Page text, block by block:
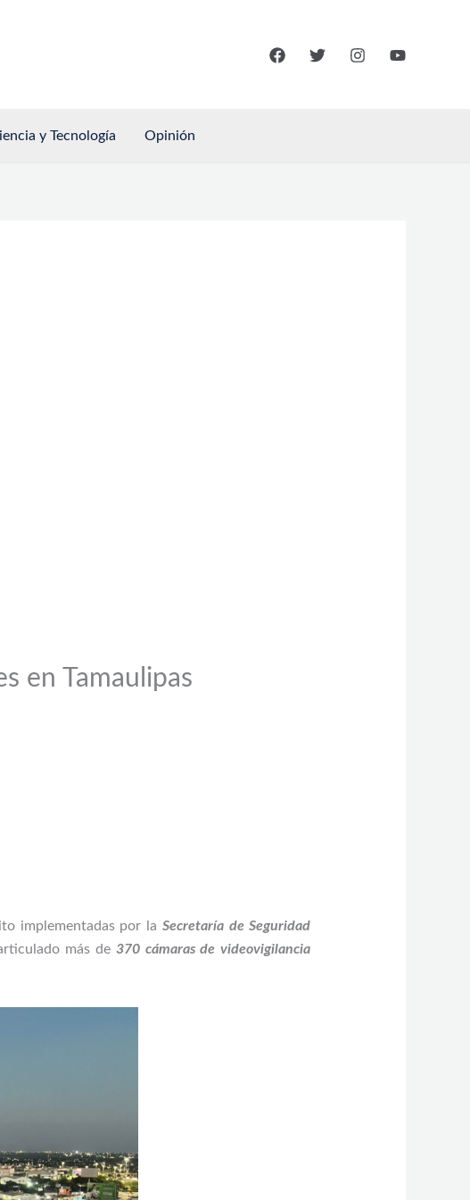
y Tecnología Opinión
en Tamaulipas
implementadas por la Secretaría de Seguridad
más de 370 cámaras de videovigilancia